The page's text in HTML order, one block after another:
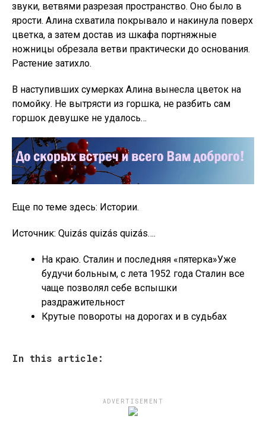
звуки, ветвями разрезая пространство. Оно было в
ярости. Алина схватила покрывало и накинула поверх
цветка, а затем достав из шкафа портняжные
ножницы обрезала ветви практически до основания.
Растение затихло.
В наступивших сумерках Алина вынесла цветок на
помойку. Не вытрясти из горшка, не разбить сам
горшок девушке не удалось…
Еще по теме здесь: Истории.
Источник: Quizás quizás quizás….
На краю. Сталин и последняя «пятерка»Уже
будучи больным, с лета 1952 года Сталин все
чаще позволял себе вспышки
раздражительност
Крутые повороты на дорогах и в судьбах
In this article:
ADVERTISEMENT